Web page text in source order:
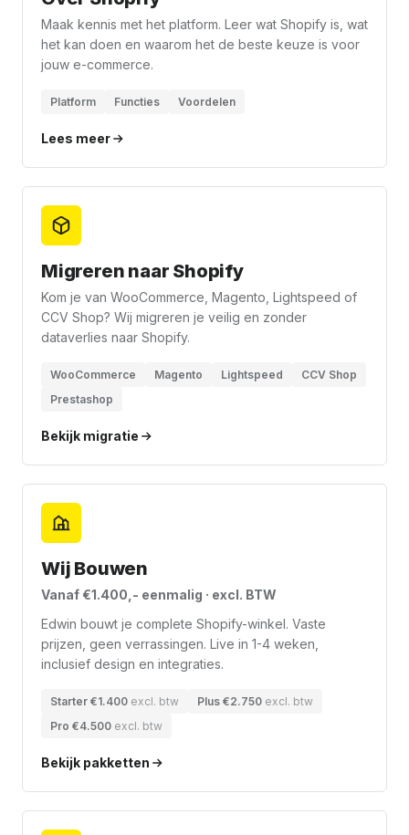
Maak kennis met het platform. Leer wat Shopify is, wat
het kan doen en waarom het de beste keuze is voor
jouw e-commerce.
Platform Functies Voordelen
Lees meer
Migreren naar Shopify
Kom je van WooCommerce, Magento, Lightspeed of
CCV Shop? Wij migreren je veilig en zonder
dataverlies naar Shopify.
WooCommerce Magento Lightspeed
CCV Shop
Prestashop
Bekijk migratie
Wij Bouwen
Vanaf €1.400,- eenmalig · excl. BTW
Edwin bouwt je complete Shopify-winkel. Vaste
prijzen, geen verrassingen. Live in 1-4 weken,
inclusief design en integraties.
Starter €1.400 excl. btw Plus €2.750 excl. btw
Pro €4.500 excl. btw
Bekijk pakketten